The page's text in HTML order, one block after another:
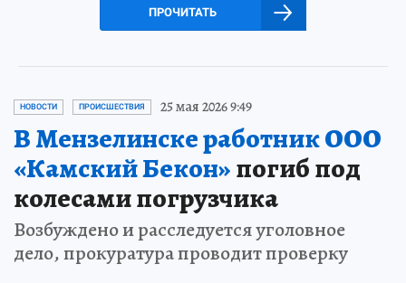
ПРОЧИТАТЬ
НОВОСТИ ПРОИСШЕСТВИЯ 25 мая 2026 9:49
В Мензелинске работник ООО
«Камский Бекон»погиб под
колесами погрузчика
Возбуждено и расследуется уголовное
дело, прокуратура проводит проверку